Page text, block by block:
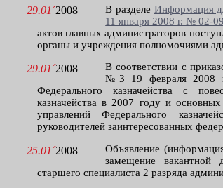
29.01´2008 В разделе Информация
11 января 2008 г. № 02-
актов главных администраторов
органы и учреждения полномочиями
29.01´2008
В соответствии с
№3 19 февраля 2008
Федерального казначейства с
казначейства в 2007 году и
управлений Федерального
руководителей заинтересованных
25.01´2008
Объявление
замещение вакантной
старшего специалиста 2 разряда